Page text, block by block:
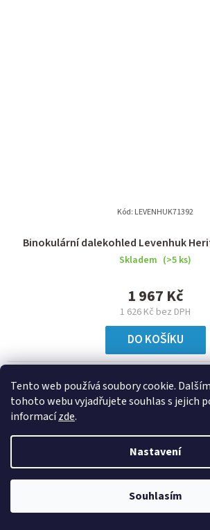
Tento web používá soubory cookie.
tohoto webu vyjadřujete souhlas s jejich
informacízde.
Nastavení
Souhlasím
Binokulární dalekohled Levenhuk
Skladem (>5 ks)
1 626 Kč bez DPH
1 967 Kč
DO KOŠÍKU
Kód: LEVENHUK71392
O
v
l
á
d
NAČÍST 24 DALŠÍCH
t
r
á
n
k
položek celkem
NAHORU